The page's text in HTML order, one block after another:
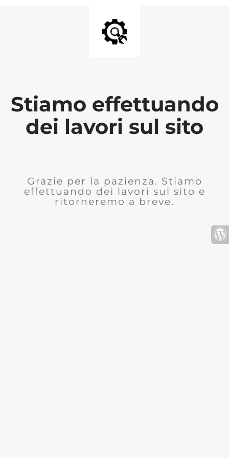
Stiamo effettuando
dei lavori sul sito
Grazie per la pazienza. Stiamo
effettuando dei lavori sul sito e
ritorneremo a breve.